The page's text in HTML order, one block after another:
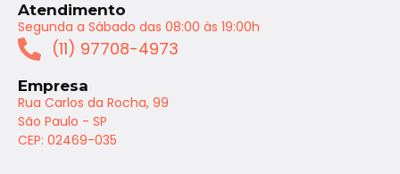
Atendimento
Segunda a Sábado das 08:00 às 19:00h
(11) 97708-4973
Empresa
Rua Carlos da Rocha, 99
São Paulo - SP
CEP: 02469-035